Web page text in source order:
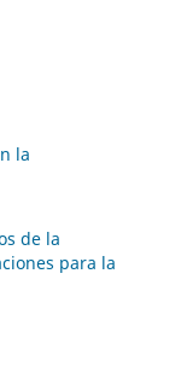
la
de la
para la